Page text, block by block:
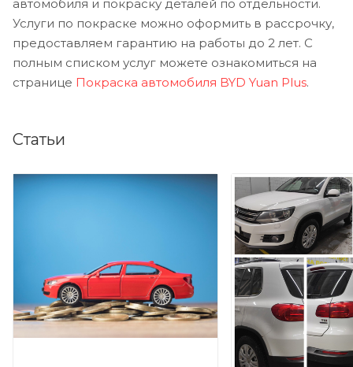
автомобиля и покраску деталей по отдельности.
Услуги по покраске можно оформить в рассрочку,
предоставляем гарантию на работы до 2 лет. С
полным списком услуг можете ознакомиться на
странице Покраска автомобиля BYD Yuan Plus.
Статьи